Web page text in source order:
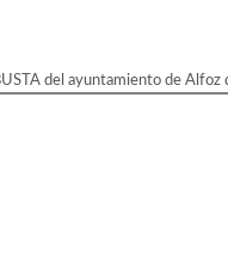
del ayuntamiento de